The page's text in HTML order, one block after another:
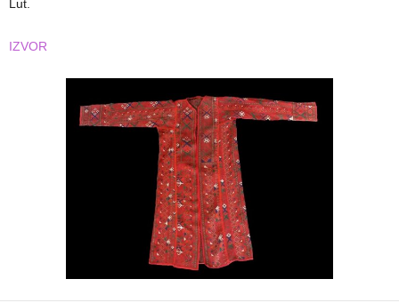
Lut.
IZVOR